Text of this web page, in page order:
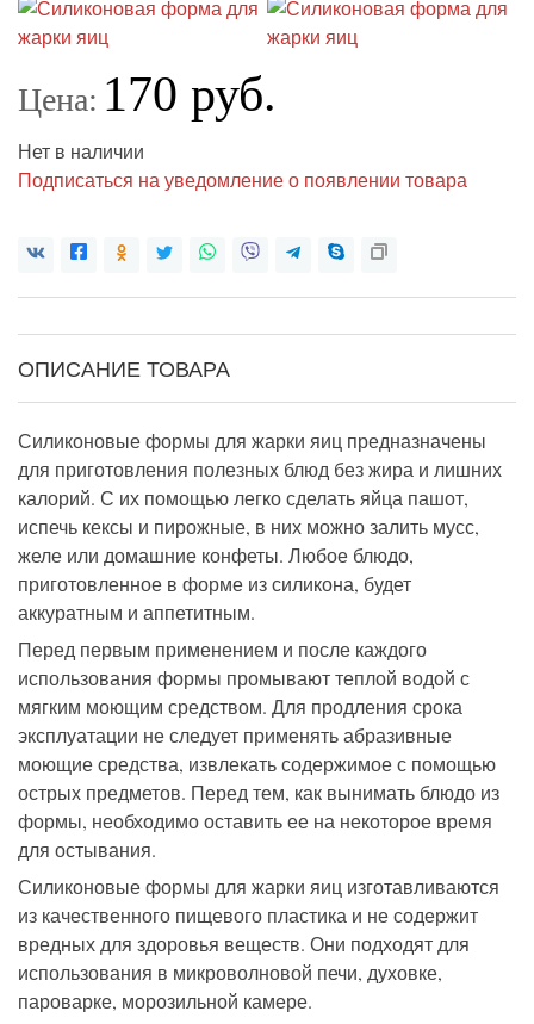
Цена: 170 руб.
Нет в наличии
Подписаться на уведомление о появлении товара
ОПИСАНИЕ ТОВАРА
Силиконовые формы для жарки яиц предназначены
для приготовления полезных блюд без жира и лишних
калорий. С их помощьюлегкосделать яйца пашот,
испечь кексы и пирожные, в них можно залить мусс,
желе или домашние конфеты. Любое блюдо,
приготовленное в форме из силикона, будет
аккуратным и аппетитным.
Перед первым применением и после каждого
использования формы промывают теплой водой с
мягким моющим средством. Для продления срока
эксплуатации неследует применятьабразивные
моющиесредства, извлекать содержимое с помощью
острых предметов. Перед тем, как вынимать блюдо из
формы, необходимо оставить ее на некоторое время
для остывания.
Силиконовые формы для жарки яиц изготавливаются
из качественного пищевого пластика и не содержит
вредных для здоровья веществ. Они подходят для
использования в микроволновой печи, духовке,
пароварке, морозильной камере.